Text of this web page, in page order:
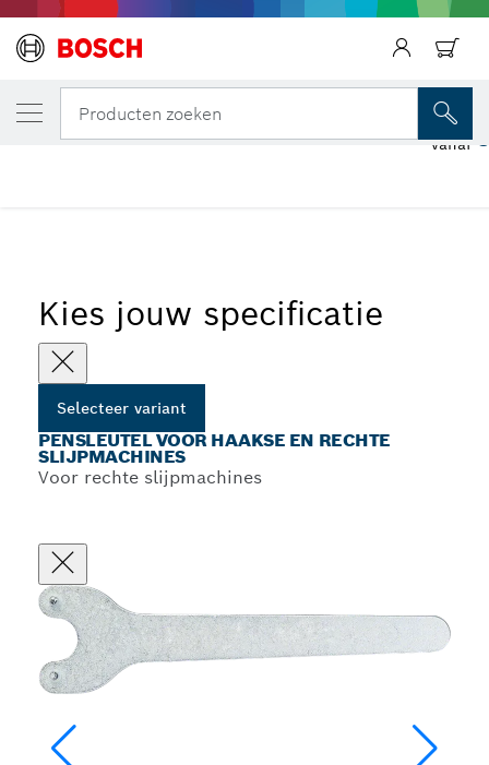
Producten zoeken
Kies jouw specificatie
Selecteer variant
PENSLEUTEL VOOR HAAKSE EN RECHTE
SLIJPMACHINES
Voor rechte slijpmachines
JOUW GESELECTEERDE VARIANT
Pensleutel voor haakse en rechte
vanaf